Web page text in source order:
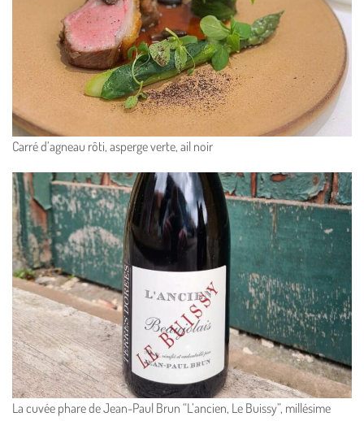
Carré d’agneau rôti, asperge verte, ail noir
La cuvée phare de Jean-Paul Brun “L’ancien, Le Buissy”, millésime